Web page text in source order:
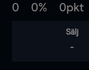
0 0% 0pkt
Sälj
-